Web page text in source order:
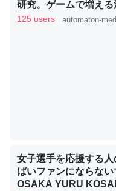
論文では「淡水はカル
利だから両方が拮抗し
いる鋏角類（カブトガ
ずキチンを強化してる
─ニュース :: 【研究発表】
研究。ゲームで増え
は、1時間で大体ちく
125 users automaton-
女子選手を応援する
ばいファンにならない
OSAKA YURU